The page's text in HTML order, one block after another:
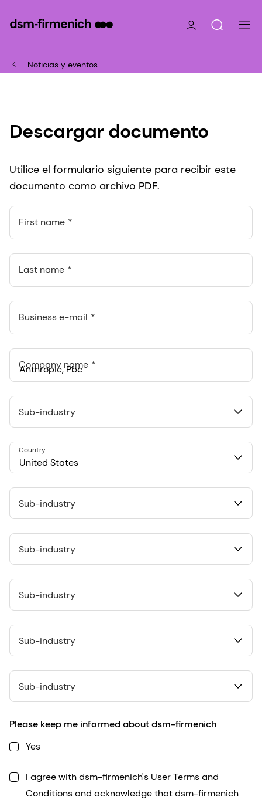
Noticias y eventos
Descargar documento
Utilice el formulario siguiente para recibir este
documento como archivo PDF.
First name
Last name
Business e-mail
Company name
548 Market St Pmb 90375, San Francisco, California, US
Sub-industry
United States
Country
Sub-industry
Sub-industry
Sub-industry
Sub-industry
Sub-industry
Please keep me informed about dsm-firmenich
Yes
I agree with dsm-firmenich's User Terms and
Conditions and acknowledge that dsm-firmenich